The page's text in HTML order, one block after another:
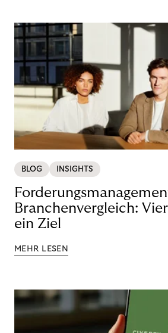
BLOG INSIGHTS
Branchenvergleich:
ein Ziel
MEHR LESEN